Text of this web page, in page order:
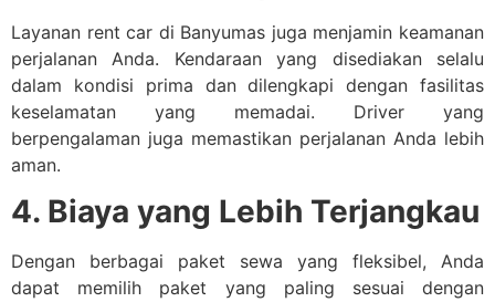
Layanan rent car di Banyumas juga menjamin keamanan
perjalanan Anda. Kendaraan yang disediakan selalu
dalam kondisi prima dan dilengkapi dengan fasilitas
keselamatan yang memadai. Driver yang
berpengalaman juga memastikan perjalanan Anda lebih
aman.
4. Biaya yang Lebih Terjangkau
Dengan berbagai paket sewa yang fleksibel, Anda
dapat memilih paket yang paling sesuai dengan